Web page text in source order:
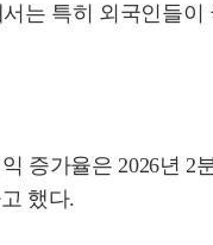
는 특히 외국인들
가율은 2026년 2
했다.